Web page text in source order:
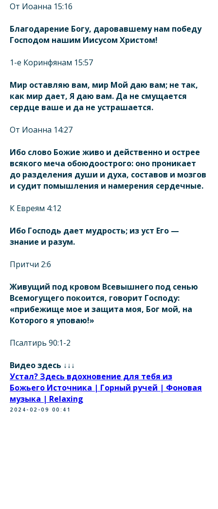
От Иоанна 15:16
Благодарение Богу, даровавшему нам победу
Господом нашим Иисусом Христом!
1-е Коринфянам 15:57
Мир оставляю вам, мир Мой даю вам; не так,
как мир дает, Я даю вам. Да не смущается
сердце ваше и да не устрашается.
От Иоанна 14:27
Ибо слово Божие живо и действенно и острее
всякого меча обоюдоострого: оно проникает
до разделения души и духа, составов и мозгов
и судит помышления и намерения сердечные.
К Евреям 4:12
Ибо Господь дает мудрость; из уст Его —
знание и разум.
Притчи 2:6
Живущий под кровом Всевышнего под сенью
Всемогущего покоится, говорит Господу:
«прибежище мое и защита моя, Бог мой, на
Которого я уповаю!»
Псалтирь 90:1-2
Видео здесь ↓↓↓
Устал? Здесь вдохновение для тебя из
Божьего Источника | Горный ручей | Фоновая
музыка | Relaxing
2024-02-09 00:41